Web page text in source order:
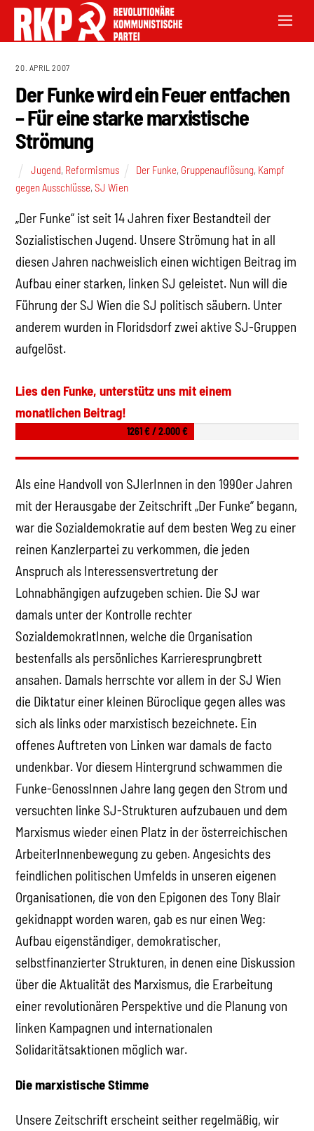
20. APRIL 2007
Der Funke wird ein Feuer entfachen
– Für eine starke marxistische
Strömung
Jugend, Reformismus Der Funke, Gruppenauflösung, Kampf
gegen Ausschlüsse,SJ Wien
„Der Funke“ ist seit 14 Jahren fixer Bestandteil der
Sozialistischen Jugend. Unsere Strömung hat in all
diesen Jahren nachweislich einen wichtigen Beitrag im
Aufbau einer starken, linken SJ geleistet. Nun will die
Führung der SJ Wien die SJ politisch säubern. Unter
anderem wurden in Floridsdorf zwei aktive SJ-Gruppen
aufgelöst.
Lies den Funke, unterstütz uns mit einem
monatlichen Beitrag!
1261 € / 2.000 €
Als eine Handvoll von SJlerInnen in den 1990er Jahren
mit der Herausgabe der Zeitschrift „Der Funke“ begann,
war die Sozialdemokratie auf dem besten Weg zu einer
reinen Kanzlerpartei zu verkommen, die jeden
Anspruch als Interessensvertretung der
Lohnabhängigen aufzugeben schien. Die SJ war
damals unter der Kontrolle rechter
SozialdemokratInnen, welche die Organisation
bestenfalls als persönliches Karrieresprungbrett
ansahen. Damals herrschte vor allem in der SJ Wien
die Diktatur einer kleinen Büroclique gegen alles was
sich als links oder marxistisch bezeichnete. Ein
offenes Auftreten von Linken war damals de facto
undenkbar. Vor diesem Hintergrund schwammen die
Funke-GenossInnen Jahre lang gegen den Strom und
versuchten linke SJ-Strukturen aufzubauen und dem
Marxismus wieder einen Platz in der österreichischen
ArbeiterInnenbewegung zu geben. Angesichts des
feindlichen politischen Umfelds in unseren eigenen
Organisationen, die von den Epigonen des Tony Blair
gekidnappt worden waren, gab es nur einen Weg:
Aufbau eigenständiger, demokratischer,
selbstfinanzierter Strukturen, in denen eine Diskussion
über die Aktualität des Marxismus, die Erarbeitung
einer revolutionären Perspektive und die Planung von
linken Kampagnen und internationalen
Solidaritätsaktionen möglich war.
Die marxistische Stimme
Unsere Zeitschrift erscheint seither regelmäßig, wir